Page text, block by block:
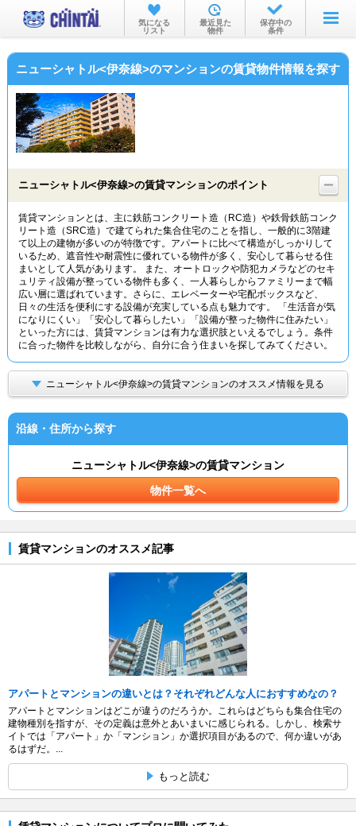
お部屋を探す
沿線・駅から
物件特集から
TOP
気になる
リスト
最近見た
物件
保存中の
条件
ニューシャトル<伊奈線>のマンションの賃貸物件情報を探す
ニューシャトル<伊奈線>の賃貸マンションのポイント
賃貸マンションとは、主に鉄筋コンクリート造（RC造）や鉄骨鉄筋コンク
リート造（SRC造）で建てられた集合住宅のことを指し、一般的に3階建
て以上の建物が多いのが特徴です。アパートに比べて構造がしっかりして
いるため、遮音性や耐震性に優れている物件が多く、安心して暮らせる住
まいとして人気があります。 また、オートロックや防犯カメラなどのセキ
ュリティ設備が整っている物件も多く、一人暮らしからファミリーまで幅
広い層に選ばれています。さらに、エレベーターや宅配ボックスなど、
日々の生活を便利にする設備が充実している点も魅力です。 「生活音が気
になりにくい」「安心して暮らしたい」「設備が整った物件に住みたい」
といった方には、賃貸マンションは有力な選択肢といえるでしょう。条件
に合った物件を比較しながら、自分に合う住まいを探してみてください。
ニューシャトル<伊奈線>の賃貸マンションのオススメ情報を見る
沿線・住所から探す
ニューシャトル<伊奈線>の賃貸マンション
物件一覧へ
賃貸マンションのオススメ記事
アパートとマンションの違いとは？それぞれどんな人におすすめなの？
アパートとマンションはどこが違うのだろうか。これらはどちらも集合住宅の
建物種別を指すが、その定義は意外とあいまいに感じられる。しかし、検索サ
イトでは「アパート」か「マンション」か選択項目があるので、何か違いがあ
るはずだ。...
もっと読む